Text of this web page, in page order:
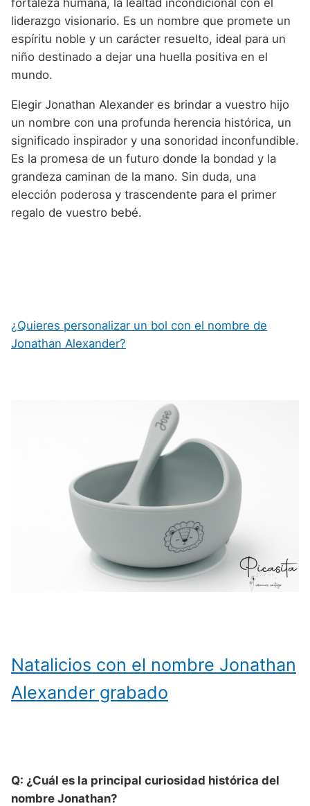
liderazgo visionario. Es un nombre que promete un
espíritu noble y un carácter resuelto, ideal para un
niño destinado a dejar una huella positiva en el
mundo.
Elegir Jonathan Alexander es brindar a vuestro hijo
un nombre con una profunda herencia histórica, un
significado inspirador y una sonoridad inconfundible.
Es la promesa de un futuro donde la bondad y la
grandeza caminan de la mano. Sin duda, una
elección poderosa y trascendente para el primer
regalo de vuestro bebé.
¿Quieres personalizar un bol con el nombre de
Jonathan Alexander?
Natalicios con el nombre Jonathan
Alexander grabado
Q: ¿Cuál es la principal curiosidad histórica del
nombre Jonathan?